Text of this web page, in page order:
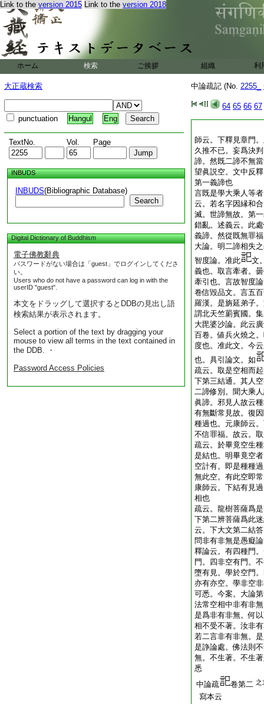
Link to the version 2015 Link to the version 2018
ホーム 検索 ご挨拶 組織 利
大正蔵検索
punctuation Hangul Eng
TextNo. Vol. Page
INBUDS
INBUDS(Bibliographic Database)
Search
Digital Dictionary of Buddhism
電子佛教辭典
パスワードがない場合は「guest」でログインしてくださ
い。
Users who do not have a password can log in with the
userID "guest".
本文をドラッグして選択するとDDBの見出し語
検索結果が表示されます。
Select a portion of the text by dragging your
mouse to view all terms in the text contained in
the DDB. ・
Password Access Policies
中論疏記 (No. 2255_
64 65 66 67
師云。下釋見章門
久推不已。妄爲決
諦。然既二諦不無
望眞説空。文中反
第一義諦也
言既是學大乘人等
云。若名字因縁和
滅。世諦無故。第
錯亂。述義云。此
義諦。然從既無罪
大論。明二諦相失
智度論。准此
文
義也。取言牽者。
牽引也。言故智度
卷信毀品文。言五
羅漢。是旃延弟子
謂北天竺罽賓國。
大毘婆沙論。此云
百卷。値兵火燒之
度也。准此文。今
也。具引論文。如
疏云。取是空相而
下第三結通。其人
二諦修別。聞大乘
眞諦。邪見人故云
有無斷常見故。復
種過也。元康師云
不信罪福。故云。
疏云。於畢竟空生
是結也。明畢竟空
空計有。即是種種
無此空。有此空即
康師云。下結有見
相也
疏云。龍樹菩薩爲
下第二辨菩薩爲此
云。下大文第二結
問非有非無是愚癡
釋論云。有四種門
門。四非空有門。
墮有見。學於空門
亦有亦空。學非空
可悉。今案。大論
法常空相中非有非
是爲非有非無。何
相不受不著。汝非
若二言非有非無。
是諍論處。佛法則
無。不生著。不生
悉
中論疏
卷第二 之
寫本云